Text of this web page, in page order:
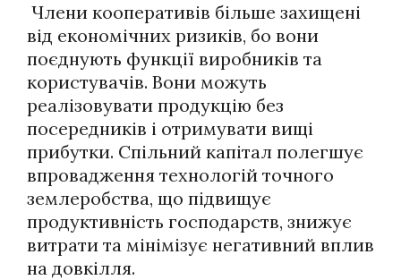
Члени кооперативів більше захищені
від економічних ризиків, бо вони
поєднують функції виробників та
користувачів. Вони можуть
реалізовувати продукцію без
посередників і отримувати вищі
прибутки. Спільний капітал полегшує
впровадження технологій точного
землеробства, що підвищує
продуктивність господарств, знижує
витрати та мінімізує негативний вплив
на довкілля.